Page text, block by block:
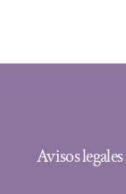
Avisos legales